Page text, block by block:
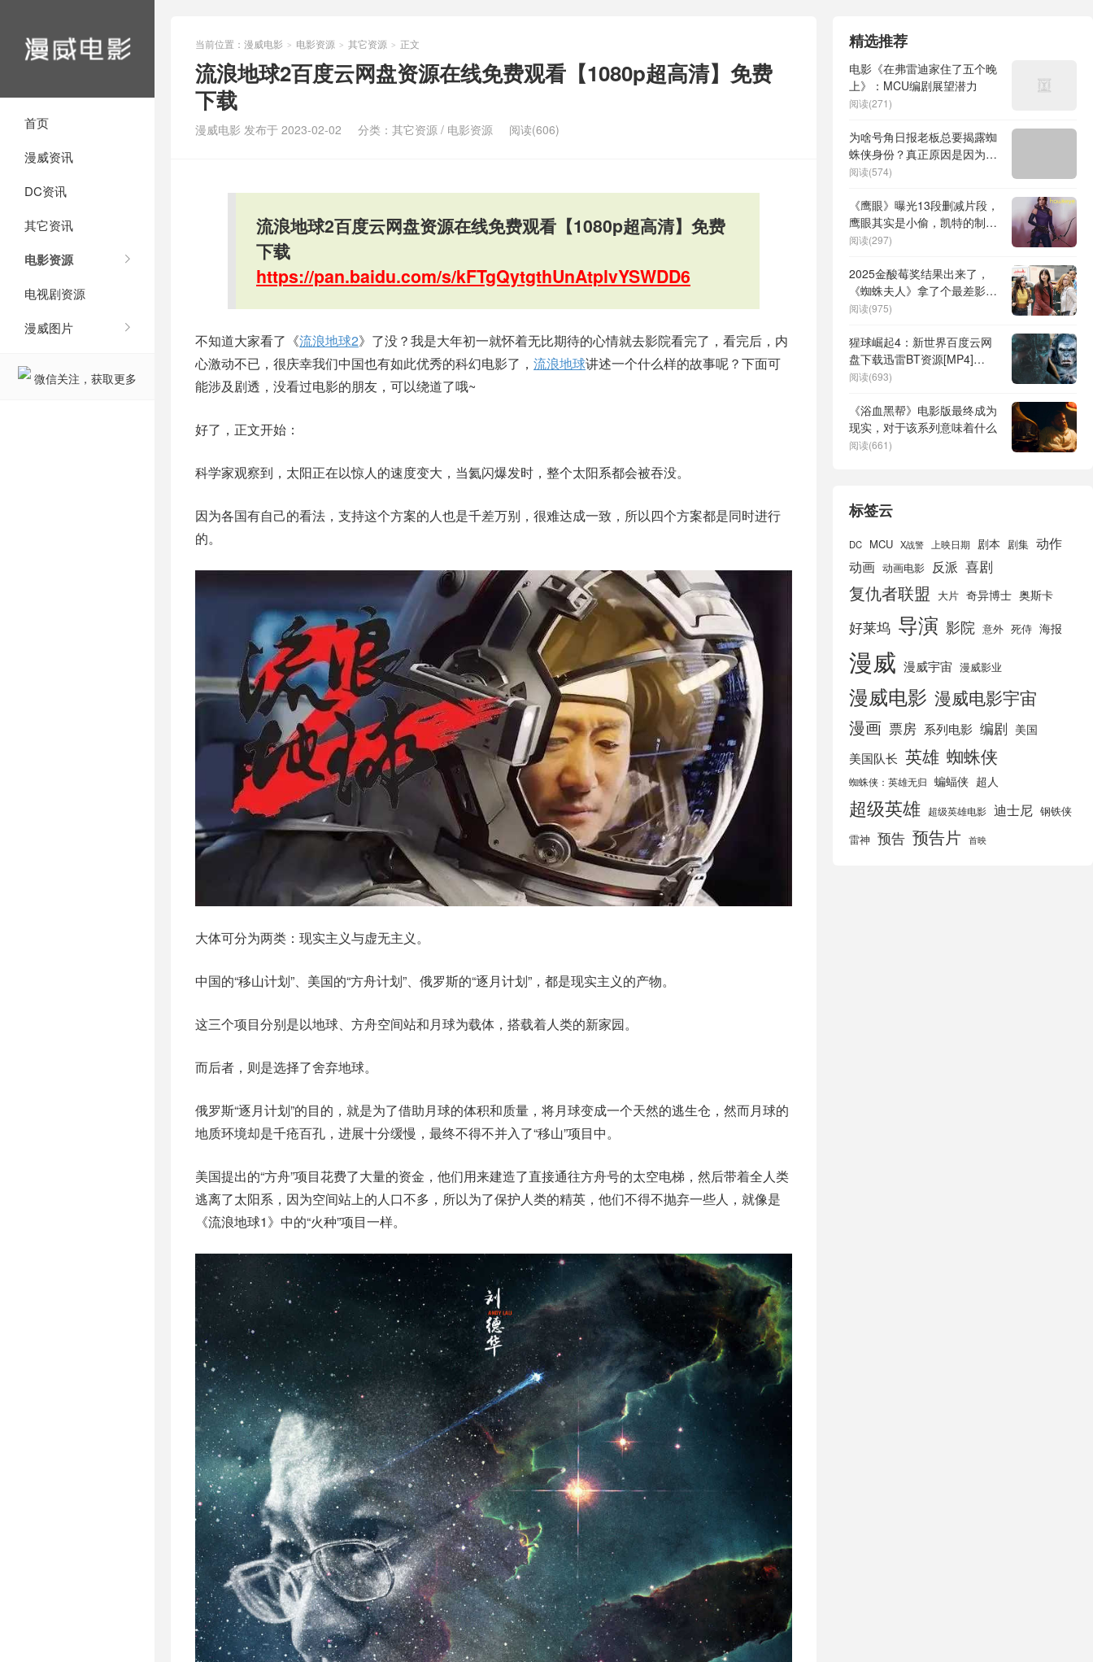
首页
漫威资讯
DC资讯
其它资讯
电影资源
电视剧资源
漫威图片
微信关注，获取更多
当前位置： 漫威电影 > 电影资源 > 其它资源 > 正文
流浪地球2百度云网盘资源在线免费观看【1080p超高清】免费
下载
漫威电影 发布于 2023-02-02 分类： 其它资源 / 电影资源 阅读(606)
流浪地球2百度云网盘资源在线免费观看【1080p超高清】免费
下载
https://pan.baidu.com/s/kFTgQytgthUnAtplvYSWDD6
不知道大家看了《流浪地球2》了没？我是大年初一就怀着无比期待的心情就去影院看完了，看完后，内
心激动不已，很庆幸我们中国也有如此优秀的科幻电影了， 流浪地球讲述一个什么样的故事呢？下面可
能涉及剧透，没看过电影的朋友，可以绕道了哦~
好了，正文开始：
科学家观察到，太阳正在以惊人的速度变大，当氦闪爆发时，整个太阳系都会被吞没。
因为各国有自己的看法，支持这个方案的人也是千差万别，很难达成一致，所以四个方案都是同时进行
的。
大体可分为两类：现实主义与虚无主义。
中国的“移山计划”、美国的“方舟计划”、俄罗斯的“逐月计划”，都是现实主义的产物。
这三个项目分别是以地球、方舟空间站和月球为载体，搭载着人类的新家园。
而后者，则是选择了舍弃地球。
俄罗斯“逐月计划”的目的，就是为了借助月球的体积和质量，将月球变成一个天然的逃生仓，然而月球的
地质环境却是千疮百孔，进展十分缓慢，最终不得不并入了“移山”项目中。
美国提出的“方舟”项目花费了大量的资金，他们用来建造了直接通往方舟号的太空电梯，然后带着全人类
逃离了太阳系，因为空间站上的人口不多，所以为了保护人类的精英，他们不得不抛弃一些人，就像是
《流浪地球1》中的“火种”项目一样。
精选推荐
电影《在弗雷迪家住了五个晚
上》：MCU编剧展望潜力
阅读(271)
为啥号角日报老板总要揭露蜘
蛛侠身份？真正原因是因为他
妻子！
阅读(574)
《鹰眼》曝光13段删减片段，
鹰眼其实是小偷，凯特的制服
布料更少
阅读(297)
2025金酸莓奖结果出来了，
《蜘蛛夫人》拿了个最差影
片，《小丑2》也上榜了
阅读(975)
猩球崛起4：新世界百度云网
盘下载迅雷BT资源[MP4]
[HD1280p高清]
阅读(693)
《浴血黑帮》电影版最终成为
现实，对于该系列意味着什么
阅读(661)
标签云
DC MCU X战警 上映日期 剧本 剧集 动作
动画 动画电影 反派 喜剧
复仇者联盟 大片 奇异博士 奥斯卡
好莱坞 导演 影院 意外 死侍 海报
漫威 漫威宇宙 漫威影业
漫威电影 漫威电影宇宙
漫画 票房 系列电影 编剧 美国
美国队长 英雄 蜘蛛侠
蜘蛛侠：英雄无归 蝙蝠侠 超人
超级英雄 超级英雄电影 迪士尼 钢铁侠
雷神 预告 预告片 首映